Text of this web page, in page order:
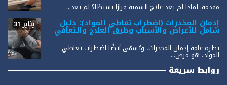
مقدمة: لماذا لم يعد علاج السمنة قرارًا بسيطًا؟ لم تعد...
إدمان المخدرات (اضطراب تعاطي المواد): دليل
شامل للأعراض والأسباب وطرق العلاج والتعافي
يناير 31
نظرة عامة إدمان المخدرات، ويُسمّى أيضًا اضطراب تعاطي
المواد، هو مرض...
روابط سريعة